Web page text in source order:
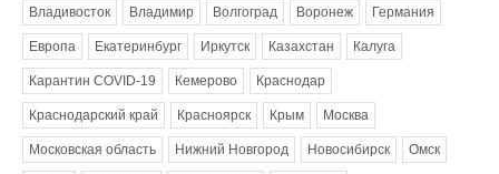
Владивосток Владимир Волгоград Воронеж Германия
Европа Екатеринбург Иркутск Казахстан Калуга
Карантин COVID-19 Кемерово Краснодар
Краснодарский край Красноярск Крым Москва
Московская область Нижний Новгород Новосибирск Омск